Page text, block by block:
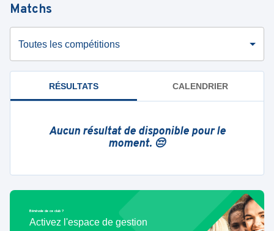
Matchs
Toutes les compétitions
RÉSULTATS CALENDRIER
Aucun résultat de disponible pour le
moment. 😔
Bénévole de ce club ?
Activez l'espace de gestion